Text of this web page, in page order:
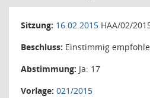
Sitzung: 16.02.2015 HAA/02/
Beschluss: Einstimmig
Abstimmung: Ja: 17
Vorlage: 021/2015